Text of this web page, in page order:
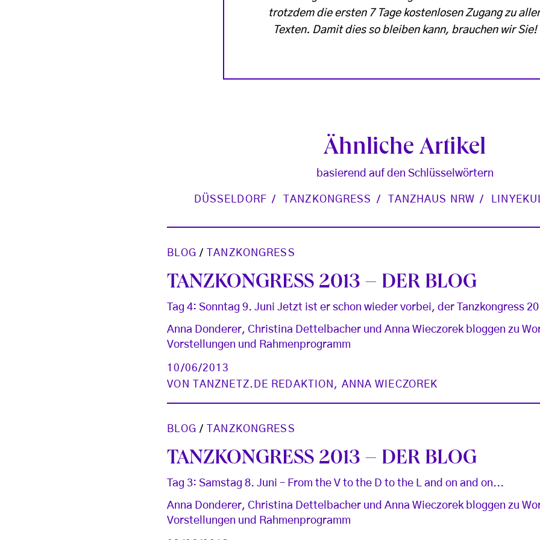
trotzdem die ersten 7 Tage kostenlosen Zugang zu
Texten. Damit dies so bleiben kann, brauchen wir Sie!
Ähnliche Artikel
basierend auf den Schlüsselwörtern
DÜSSELDORF TANZKONGRESS TANZHAUS NRW
BLOG / TANZKONGRESS
TANZKONGRESS 2013 – DER BLOG
Tag 4: Sonntag 9. Juni Jetzt ist er schon wieder vorbei, der Tanzkongress
Anna Donderer, Christina Dettelbacher und Anna Wieczorek bloggen zu
Vorstellungen und Rahmenprogramm
10/06/2013
VON
TANZNETZ.DE REDAKTION , ANNA WIECZOREK
BLOG / TANZKONGRESS
TANZKONGRESS 2013 – DER BLOG
Tag 3: Samstag 8. Juni – From the V to the D to the L and on and on...
Anna Donderer, Christina Dettelbacher und Anna Wieczorek bloggen zu
Vorstellungen und Rahmenprogramm